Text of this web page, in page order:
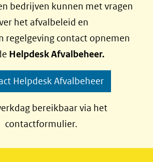
l
e
n
o
p
L
e
bedrijven kunnen met vragen
het afvalbeleid en
regelgeving contact opnemen
Helpdesk Afvalbeheer.
Helpdesk Afvalbeheer
bereikbaar via het
contactformulier.